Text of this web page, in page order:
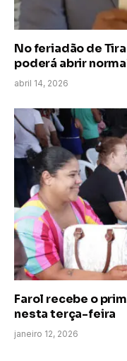
No feriadão de
poderá abrir
abril 14, 2026
Farol recebe o
nesta terça-feira
janeiro 12, 2026